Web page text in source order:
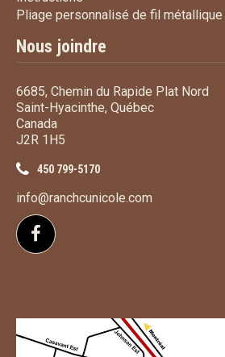
Pliage personnalisé de fil métallique
Nous joindre
6685, Chemin du Rapide Plat Nord
Saint-Hyacinthe, Québec
Canada
J2R 1H5
450 799-5170
info@ranchcunicole.com
Suivez-nous sur Facebook